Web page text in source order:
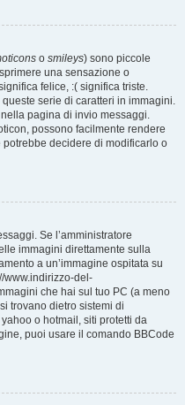
o smileys) sono piccole
una sensazione o
felice, :( significa triste.
serie di caratteri in immagini.
pagina di invio messaggi.
possono facilmente rendere
decidere di modificarlo o
Se l’amministratore
immagini direttamente sulla
a un’immagine ospitata su
www.indirizzo-del-
che hai sul tuo PC (a meno
trovano dietro sistemi di
o hotmail, siti protetti da
puoi usare il comando BBCode